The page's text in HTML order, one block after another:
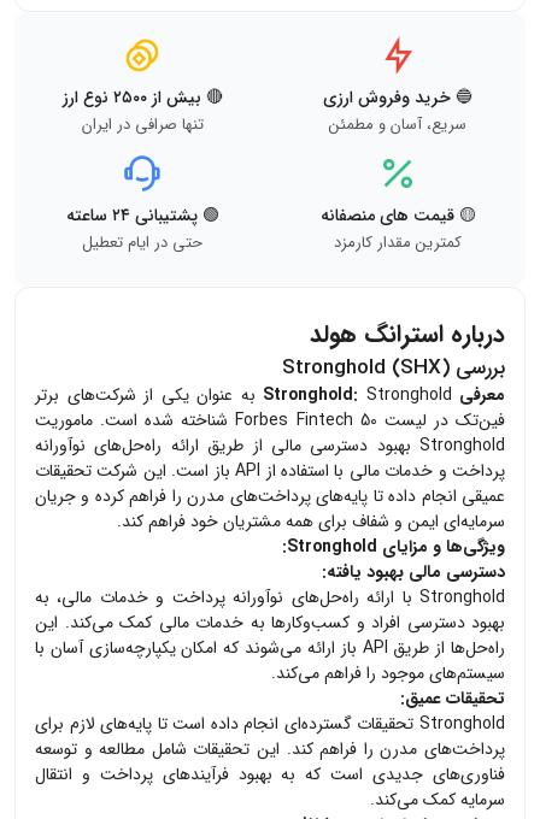
🔵 خرید وفروش ارزی
سریع، آسان و مطمئن
🔴 بیش از ۲۵۰۰ نوع ارز
تنها صرافی در ایران
🟡 قیمت های منصفانه
کمترین مقدار کارمزد
🟢 پشتیبانی ۲۴ ساعته
حتی در ایام تعطیل
درباره استرانگ هولد
بررسی Stronghold (SHX)
معرفی Stronghold:
Stronghold به عنوان یکی از شرکت‌های برتر
فین‌تک در لیست Forbes Fintech 50 شناخته شده است. ماموریت
Stronghold بهبود دسترسی مالی از طریق ارائه راه‌حل‌های نوآورانه
پرداخت و خدمات مالی با استفاده از API باز است. این شرکت تحقیقات
عمیقی انجام داده تا پایه‌های پرداخت‌های مدرن را فراهم کرده و جریان
سرمایه‌ای ایمن و شفاف برای همه مشتریان خود فراهم کند.
ویژگی‌ها و مزایای Stronghold:
دسترسی مالی بهبود یافته:
Stronghold با ارائه راه‌حل‌های نوآورانه پرداخت و خدمات مالی، به
بهبود دسترسی افراد و کسب‌وکارها به خدمات مالی کمک می‌کند. این
راه‌حل‌ها از طریق API باز ارائه می‌شوند که امکان یکپارچه‌سازی آسان با
سیستم‌های موجود را فراهم می‌کند.
تحقیقات عمیق:
Stronghold تحقیقات گسترده‌ای انجام داده است تا پایه‌های لازم برای
پرداخت‌های مدرن را فراهم کند. این تحقیقات شامل مطالعه و توسعه
فناوری‌های جدیدی است که به بهبود فرآیندهای پرداخت و انتقال
سرمایه کمک می‌کند.